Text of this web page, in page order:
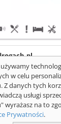
Regulamin
w celu
Z danych tych
usługi
wyrażasz na to
Prywatności.